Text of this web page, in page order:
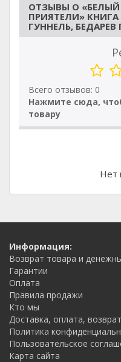
ОТЗЫВЫ О
ПРИЯТЕЛИ»
ГУННЕЛЬ, БЕДАРЕВ
Всего отзывов: 0
Нажмите сюда,
товару
Нет
Информация:
Возврат товара и
Гарантии
Оплата
Правила продажи
Кто мы
Доставка, оплата, возврат
Политика
Пользовательское
Карта сайта